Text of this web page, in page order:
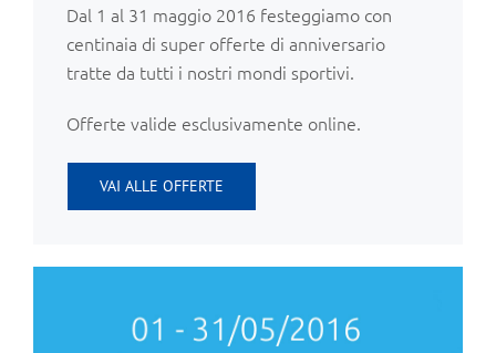
Dal 1 al 31 maggio 2016 festeggiamo con
centinaia di super offerte di anniversario
tratte da tutti i nostri mondi sportivi.
Offerte valide esclusivamente online.
VAI ALLE OFFERTE